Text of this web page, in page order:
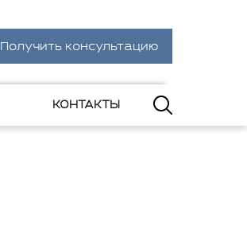
Получить консультацию
КОНТАКТЫ